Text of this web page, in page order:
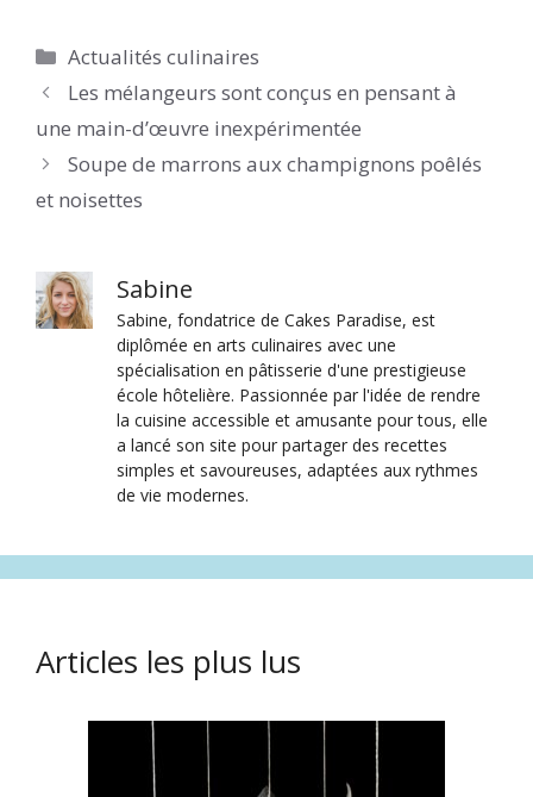
Catégories
Actualités culinaires
Les mélangeurs sont conçus en pensant à
une main-d’œuvre inexpérimentée
Soupe de marrons aux champignons poêlés
et noisettes
Sabine
Sabine, fondatrice de Cakes Paradise, est
diplômée en arts culinaires avec une
spécialisation en pâtisserie d'une prestigieuse
école hôtelière. Passionnée par l'idée de rendre
la cuisine accessible et amusante pour tous, elle
a lancé son site pour partager des recettes
simples et savoureuses, adaptées aux rythmes
de vie modernes.
Articles les plus lus